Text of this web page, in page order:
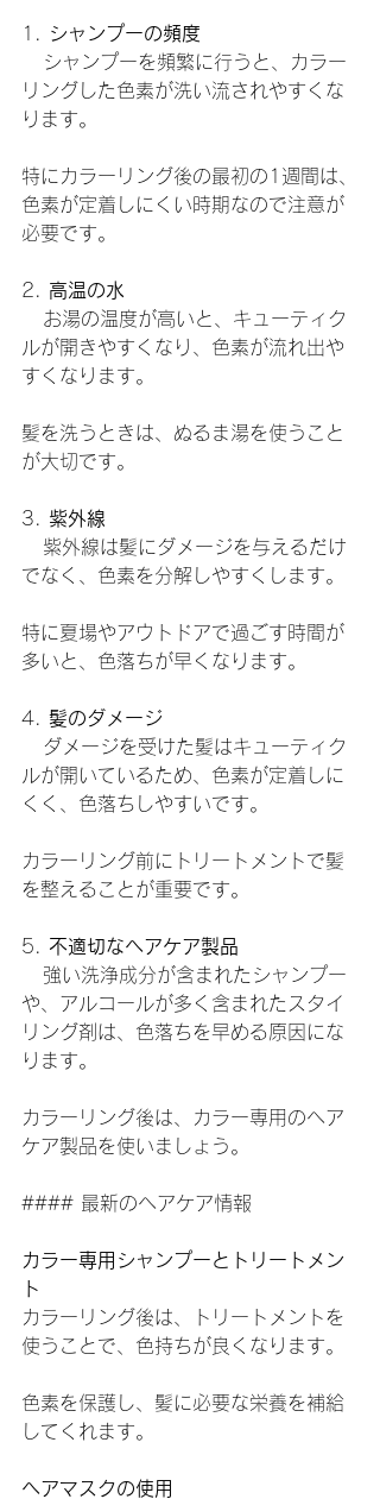
1.
シャンプーの頻度
シャンプーを頻繁に行うと、カラー
リングした色素が洗い流されやすくな
ります。
特にカラーリング後の最初の1週間は、
色素が定着しにくい時期なので注意が
必要です。
2. 高温の水
お湯の温度が高いと、キューティク
ルが開きやすくなり、色素が流れ出や
すくなります。
髪を洗うときは、ぬるま湯を使うこと
が大切です。
3. 紫外線
紫外線は髪にダメージを与えるだけ
でなく、色素を分解しやすくします。
特に夏場やアウトドアで過ごす時間が
多いと、色落ちが早くなります。
4. 髪のダメージ
ダメージを受けた髪はキューティク
ルが開いているため、色素が定着しに
くく、色落ちしやすいです。
カラーリング前にトリートメントで髪
を整えることが重要です。
5. 不適切なヘアケア製品
強い洗浄成分が含まれたシャンプー
や、アルコールが多く含まれたスタイ
リング剤は、色落ちを早める原因にな
ります。
カラーリング後は、カラー専用のヘア
ケア製品を使いましょう。
#### 最新のヘアケア情報
カラー専用シャンプーとトリートメン
ト
カラーリング後は、トリートメントを
使うことで、色持ちが良くなります。
色素を保護し、髪に必要な栄養を補給
してくれます。
ヘアマスクの使用